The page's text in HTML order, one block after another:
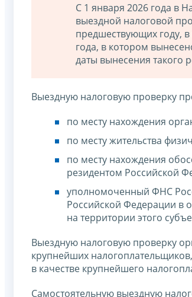
С 1 января 2026 года в
выездной налоговой
предшествующих году,
года, в котором
даты вынесения такого
Выездную налоговую проверку
по месту нахождения
по месту жительства
по месту нахождения
резидентом Российской
уполномоченный ФНС
Российской Федерации в
на территории этого
Выездную налоговую проверку
крупнейших
в качестве крупнейшего
Самостоятельную выездную